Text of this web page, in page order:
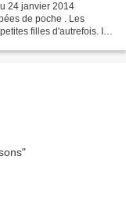
24 janvier 2014
de poche . Les
filles d'autrefois. Il